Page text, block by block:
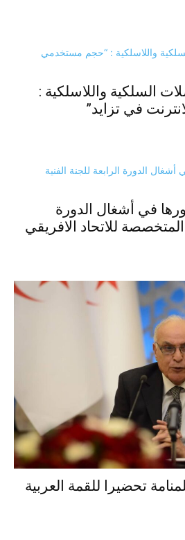
السلكية واللاسلكية :
في تزايد”
في أشغال الدورة
المتخصصة للاتحاد الافريقي
تحضيرا للقمة العربية